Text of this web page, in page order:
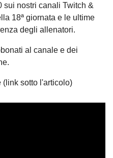
sui nostri canali Twitch &
18ª giornata e le ultime
degli allenatori.
al canale e dei
sotto l'articolo)